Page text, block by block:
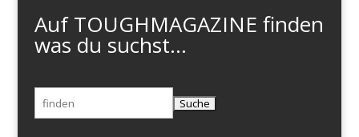
Auf TOUGHMAGAZINE finden
was du suchst...
Suchen
nach: